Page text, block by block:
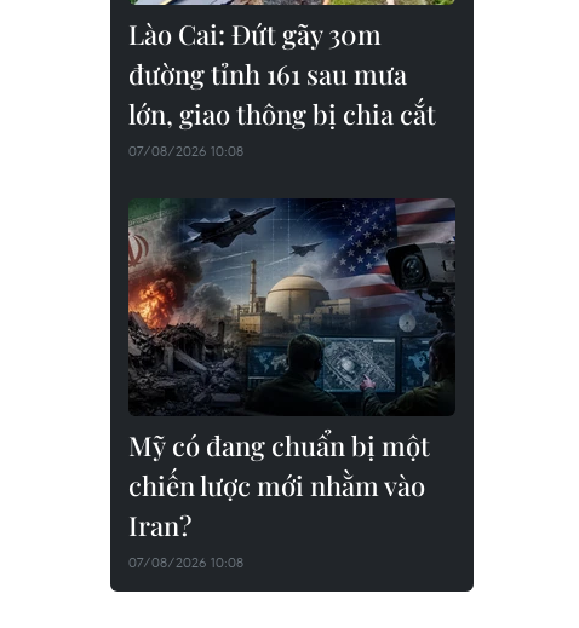
Lào Cai: Đứt gãy 30m
đường tỉnh 161 sau mưa
lớn, giao thông bị chia cắt
07/08/2026 10:08
Mỹ có đang chuẩn bị một
chiến lược mới nhằm vào
Iran?
07/08/2026 10:08